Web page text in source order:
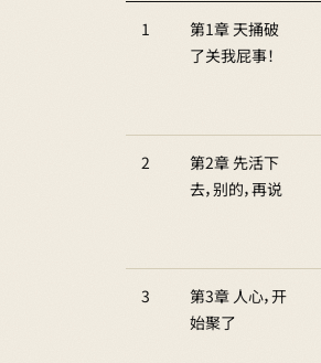
1
第1章 天捅破
了关我屁事！
2
第2章 先活下
去，别的，再说
3
第3章 人心，开
始聚了